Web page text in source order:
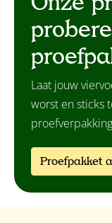
Laat jouw
worst en sticks
Proefpakket